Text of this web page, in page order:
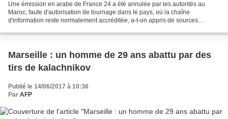
Une émission en arabe de France 24 a été annulée par les autorités au
Maroc, faute d'autorisation de tournage dans le pays, où la chaîne
d'information reste normalement accréditée, a-t-on appris de sources
Marseille : un homme de 29 ans abattu par des
tirs de kalachnikov
Publié le 14/06/2017 à 10:36
Par AFP